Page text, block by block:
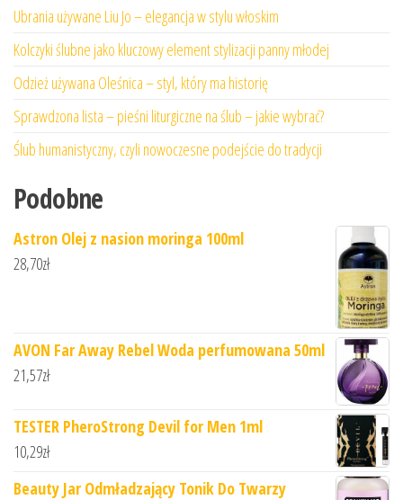
Ubrania używane Liu Jo – elegancja w stylu włoskim
Kolczyki ślubne jako kluczowy element stylizacji panny młodej
Odzież używana Oleśnica – styl, który ma historię
Sprawdzona lista – pieśni liturgiczne na ślub – jakie wybrać?
Ślub humanistyczny, czyli nowoczesne podejście do tradycji
Podobne
Astron Olej z nasion moringa 100ml
28,70zł
AVON Far Away Rebel Woda perfumowana 50ml
21,57zł
TESTER PheroStrong Devil for Men 1ml
10,29zł
Beauty Jar Odmładzający Tonik Do Twarzy